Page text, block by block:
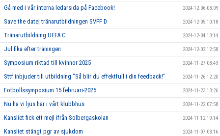
Gå med i vår interna ledarsida på Facebook! 2024-12-06 08:09
Save the date| tränarutbildningen SVFF D 2024-12-05 10:18
Tränarutbildning UEFA C 2024-12-04 13:14
Jul fika efter träningen 2024-12-02 12:58
Symposium riktad till kvinnor 2025 2024-11-27 08:43
Sttf inbjuder till utbildning "Så blir du effektfull i din feedback!" 2024-11-26 12:20
Fotbollssymposium 15 februari-2025 2024-11-23 13:26
Nu ha vi ljus här i vårt klubbhus 2024-11-22 07:58
Kansliet fick ett mejl ifrån Solbergaskolan 2024-11-12 19:14
Kansliet stängt pgr av sjukdom 2024-11-07 08:16